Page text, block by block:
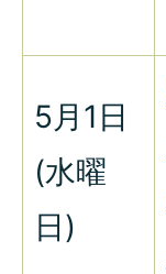
5月1日
(水曜
日)